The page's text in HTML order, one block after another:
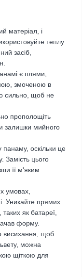
матеріал, і
теплу
засіб,
є плями,
змоченою в
сильно, щоб не
прополощіть
залишки мийного
панаму, оскільки це
Замість цього
її м'яким
умовах,
Уникайте прямих
як батареї,
форму.
висихання, щоб
можна
щіткою для